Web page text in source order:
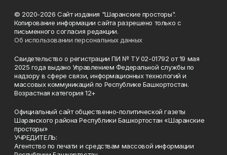
© 2020-2026 Сайт издания "Шаранские просторы".
Копирование информации сайта разрешено только с
письменного согласия редакции.
Об использовании персональных данных
Свидетельство о регистрации ПИ № ТУ 02-01792 от 19 мая
2025 года выдано Управлением Федеральной службы по
надзору в сфере связи, информационных технологий и
массовых коммуникаций по Республике Башкортостан.
Возрастная категория 12+
Официальный сайт общественно-политической газеты
Шаранского района Республики Башкортостан «Шаранские
просторы»
УЧРЕДИТЕЛЬ:
Агентство по печати и средствам массовой информации